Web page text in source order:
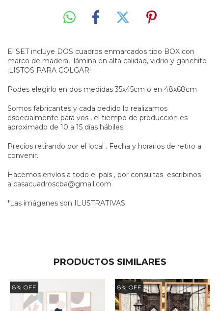
El SET incluye DOS cuadros enmarcados tipo BOX con
marco de madera, lámina en alta calidad, vidrio y ganchito
¡LISTOS PARA COLGAR!
Podes elegirlo en dos medidas 35x45cm o en 48x68cm
Somos fabricantes y cada pedido lo realizamos
especialmente para vos , el tiempo de producción es
aproximado de 10 a 15 días hábiles.
Precios retirando por el local . Fecha y horarios de retiro a
convenir.
Hacemos envíos a todo el país , por consultas escribinos
a casacuadroscba@gmail.com
*Las imágenes son ILUSTRATIVAS
PRODUCTOS SIMILARES
8% OFF 8% OFF